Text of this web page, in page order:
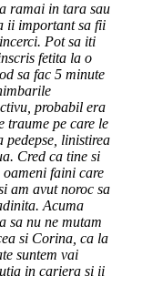
ramai in tara sau
ii important sa fii
Pot sa iti
fetita la o
sa fac 5 minute
probabil era
traume pe care le
linistirea
Cred ca tine si
oameni faini care
am avut noroc sa
Acuma
sa nu ne mutam
si Corina, ca la
suntem vai
in cariera si ii